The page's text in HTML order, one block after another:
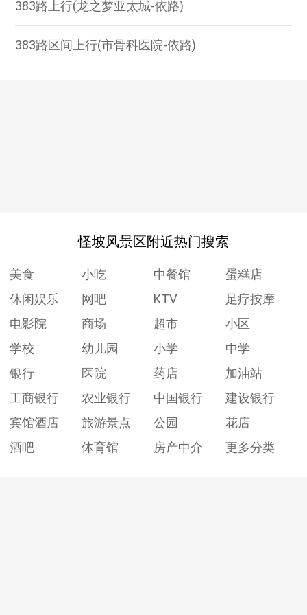
383路上行(龙之梦亚太城-依路)
383路区间上行(市骨科医院-依路)
怪坡风景区附近热门搜索
美食 小吃 中餐馆
蛋糕店
休闲娱乐
网吧 KTV
足疗按摩
电影院
商场 超市
小区
学校
幼儿园 小学
中学
银行
医院 药店
加油站
工商银行
农业银行 中国银行
建设银行
宾馆酒店
旅游景点 公园
花店
酒吧
体育馆 房产中介 更多分类